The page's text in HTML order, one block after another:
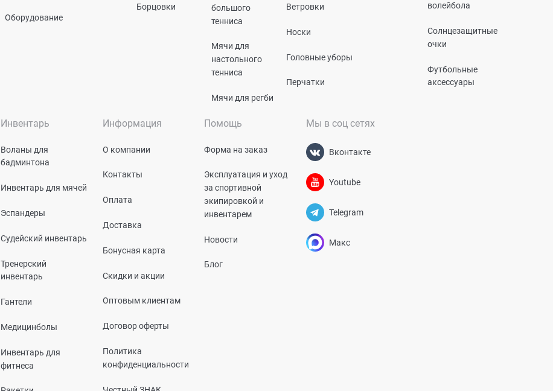
Оборудование
Борцовки
большого
тенниса
Мячи для
настольного
тенниса
Мячи для регби
Ветровки
Носки
Головные уборы
Перчатки
волейбола
Солнцезащитные
очки
Футбольные
аксессуары
Инвентарь
Воланы для
бадминтона
Инвентарь для мячей
Эспандеры
Судейский инвентарь
Тренерский
инвентарь
Гантели
Медицинболы
Инвентарь для
фитнеса
Информация
О компании
Контакты
Оплата
Доставка
Бонусная карта
Скидки и акции
Оптовым клиентам
Договор оферты
Политика
конфиденциальности
Помощь
Форма на заказ
Эксплуатация и уход
за спортивной
экипировкой и
инвентарем
Новости
Блог
Мы в соц сетях
Вконтакте
Youtube
Telegram
Макс